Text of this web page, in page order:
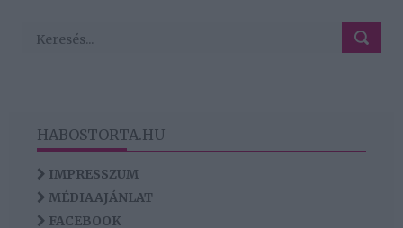
HABOSTORTA.HU
IMPRESSZUM
MÉDIAAJÁNLAT
FACEBOOK